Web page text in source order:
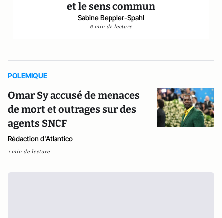
et le sens commun
Sabine Beppler-Spahl
6 min de lecture
POLEMIQUE
Omar Sy accusé de menaces
de mort et outrages sur des
agents SNCF
Rédaction d'Atlantico
1 min de lecture